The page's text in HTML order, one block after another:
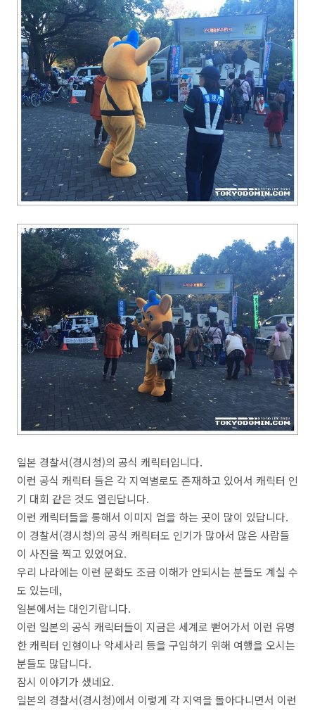
일본 경찰서(경시청)의 공식 캐릭터입니다.
이런 공식 캐릭터 들은 각 지역별로도 존재하고 있어서 캐릭터 인
기 대회 같은 것도 열린답니다.
이런 캐릭터들을 통해서 이미지 업을 하는 곳이 많이 있답니다.
이 경찰서(경시청)의 공식 캐릭터도 인기가 많아서 많은 사람들
이 사진을 찍고 있었어요.
우리 나라에는 이런 문화도 조금 이해가 안되시는 분들도 계실 수
도 있는데,
일본에서는 대인기랍니다.
이런 일본의 공식 캐릭터들이 지금은 세계로 뻗어가서 이런 유명
한 캐릭터 인형이나 악세사리 등을 구입하기 위해 여행을 오시는
분들도 많답니다.
잠시 이야기가 샜네요.
일본의 경찰서(경시청)에서 이렇게 각 지역을 돌아다니면서 이런